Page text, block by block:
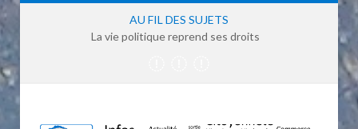
AU FIL DES SUJETS
La vie politique reprend ses droits